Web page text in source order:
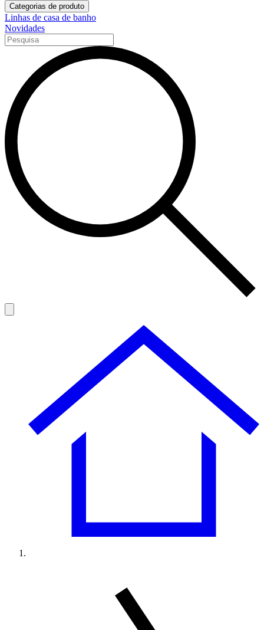
Categorias de produto
Linhas de casa de banho
Novidades